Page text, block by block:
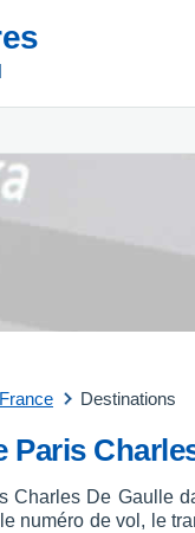
France Destinations
Charles De Gaulle
numéro de vol, le